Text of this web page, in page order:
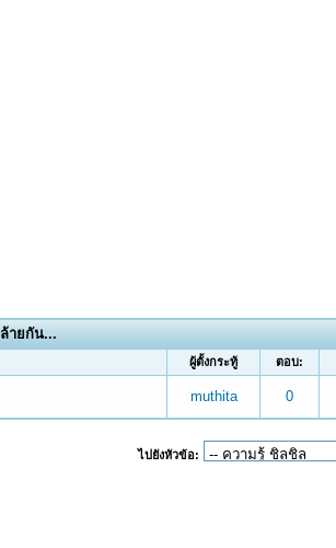
ายกัน...
ผู้ตั้งกระทู้ ตอบ:
muthita 0
ไปยังหัวข้อ: